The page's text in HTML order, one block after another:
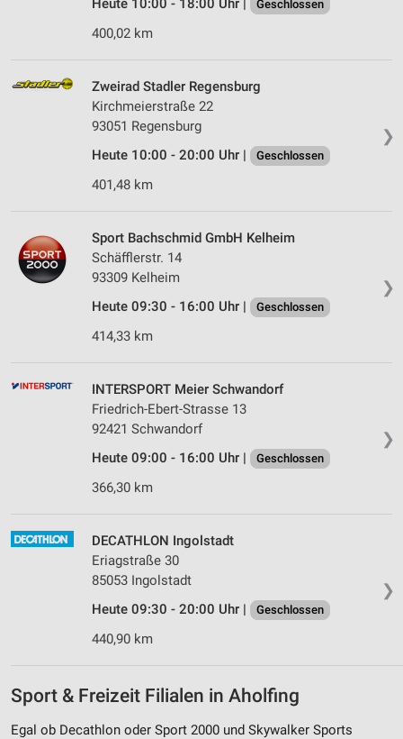
Heute 10:00 - 18:00 Uhr | Geschlossen
400,02 km
❯
Zweirad Stadler Regensburg
Kirchmeierstraße 22
93051 Regensburg
Heute 10:00 - 20:00 Uhr |
Geschlossen
401,48 km
❯
Sport Bachschmid GmbH Kelheim
Schäfflerstr. 14
93309 Kelheim
Heute 09:30 - 16:00 Uhr |
Geschlossen
414,33 km
❯
INTERSPORT Meier Schwandorf
Friedrich-Ebert-Strasse 13
92421 Schwandorf
Heute 09:00 - 16:00 Uhr |
Geschlossen
366,30 km
❯
DECATHLON Ingolstadt
Eriagstraße 30
85053 Ingolstadt
Heute 09:30 - 20:00 Uhr |
Geschlossen
440,90 km
Sport & Freizeit Filialen in Aholfing
Egal ob Decathlon oder Sport 2000 und Skywalker Sports